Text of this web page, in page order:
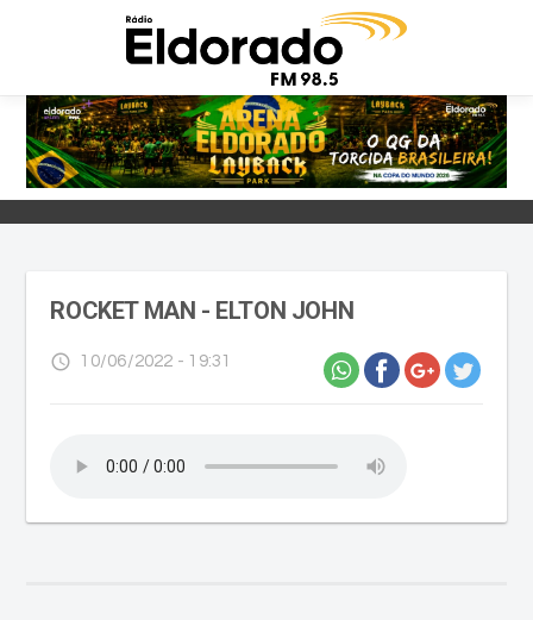
ROCKET MAN - ELTON JOHN
access_time 10/06/2022 - 19:31